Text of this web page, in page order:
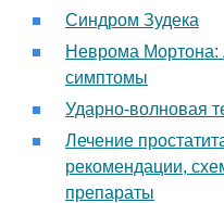
Синдром Зудека
Неврома Мортона:
симптомы
Ударно-волновая
Лечение
рекомендации,
препараты